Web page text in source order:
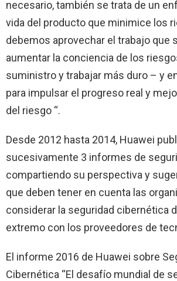
necesario, también se trata de un
vida del producto que minimice los
debemos aprovechar el trabajo que
aumentar la conciencia de los
suministro y trabajar más duro – y
para impulsar el progreso real y
del riesgo “.
Desde 2012 hasta 2014, Huawei
sucesivamente 3 informes de
compartiendo su perspectiva y
que deben tener en cuenta las
considerar la seguridad cibernética
extremo con los proveedores de
El informe 2016 de Huawei sobre
Cibernética “El desafío mundial de